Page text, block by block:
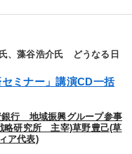
、藻谷浩介氏 どうなる日
セミナー」講演CD一括
銀行 地域振興グループ参事
略研究所 主宰)草野豊己(草
ア代表)